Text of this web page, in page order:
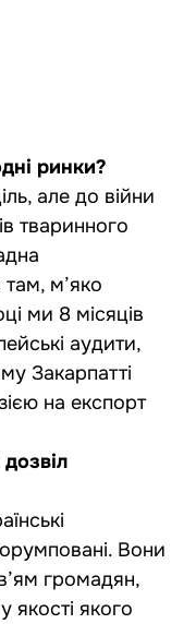
ринки?
але до війни
тваринного
там, м’яко
ми 8 місяців
аудити,
Закарпатті
на експорт
Вони
громадян,
якості якого